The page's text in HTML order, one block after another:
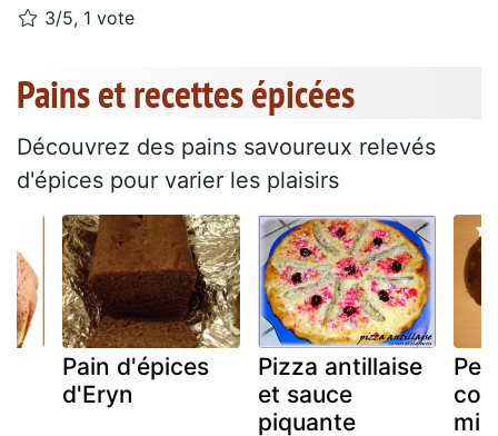
3/5, 1 vote
Pains et recettes épicées
Découvrez des pains savoureux relevés
d'épices pour varier les plaisirs
Pain d'épices
d'Eryn
Pizza antillaise
et sauce
piquante